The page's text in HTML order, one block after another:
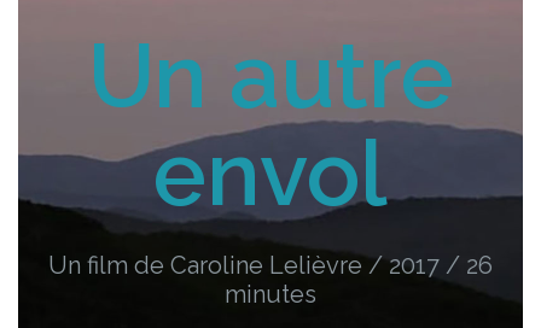
Un autre
envol
Un film de Caroline Lelièvre / 2017 / 26
minutes